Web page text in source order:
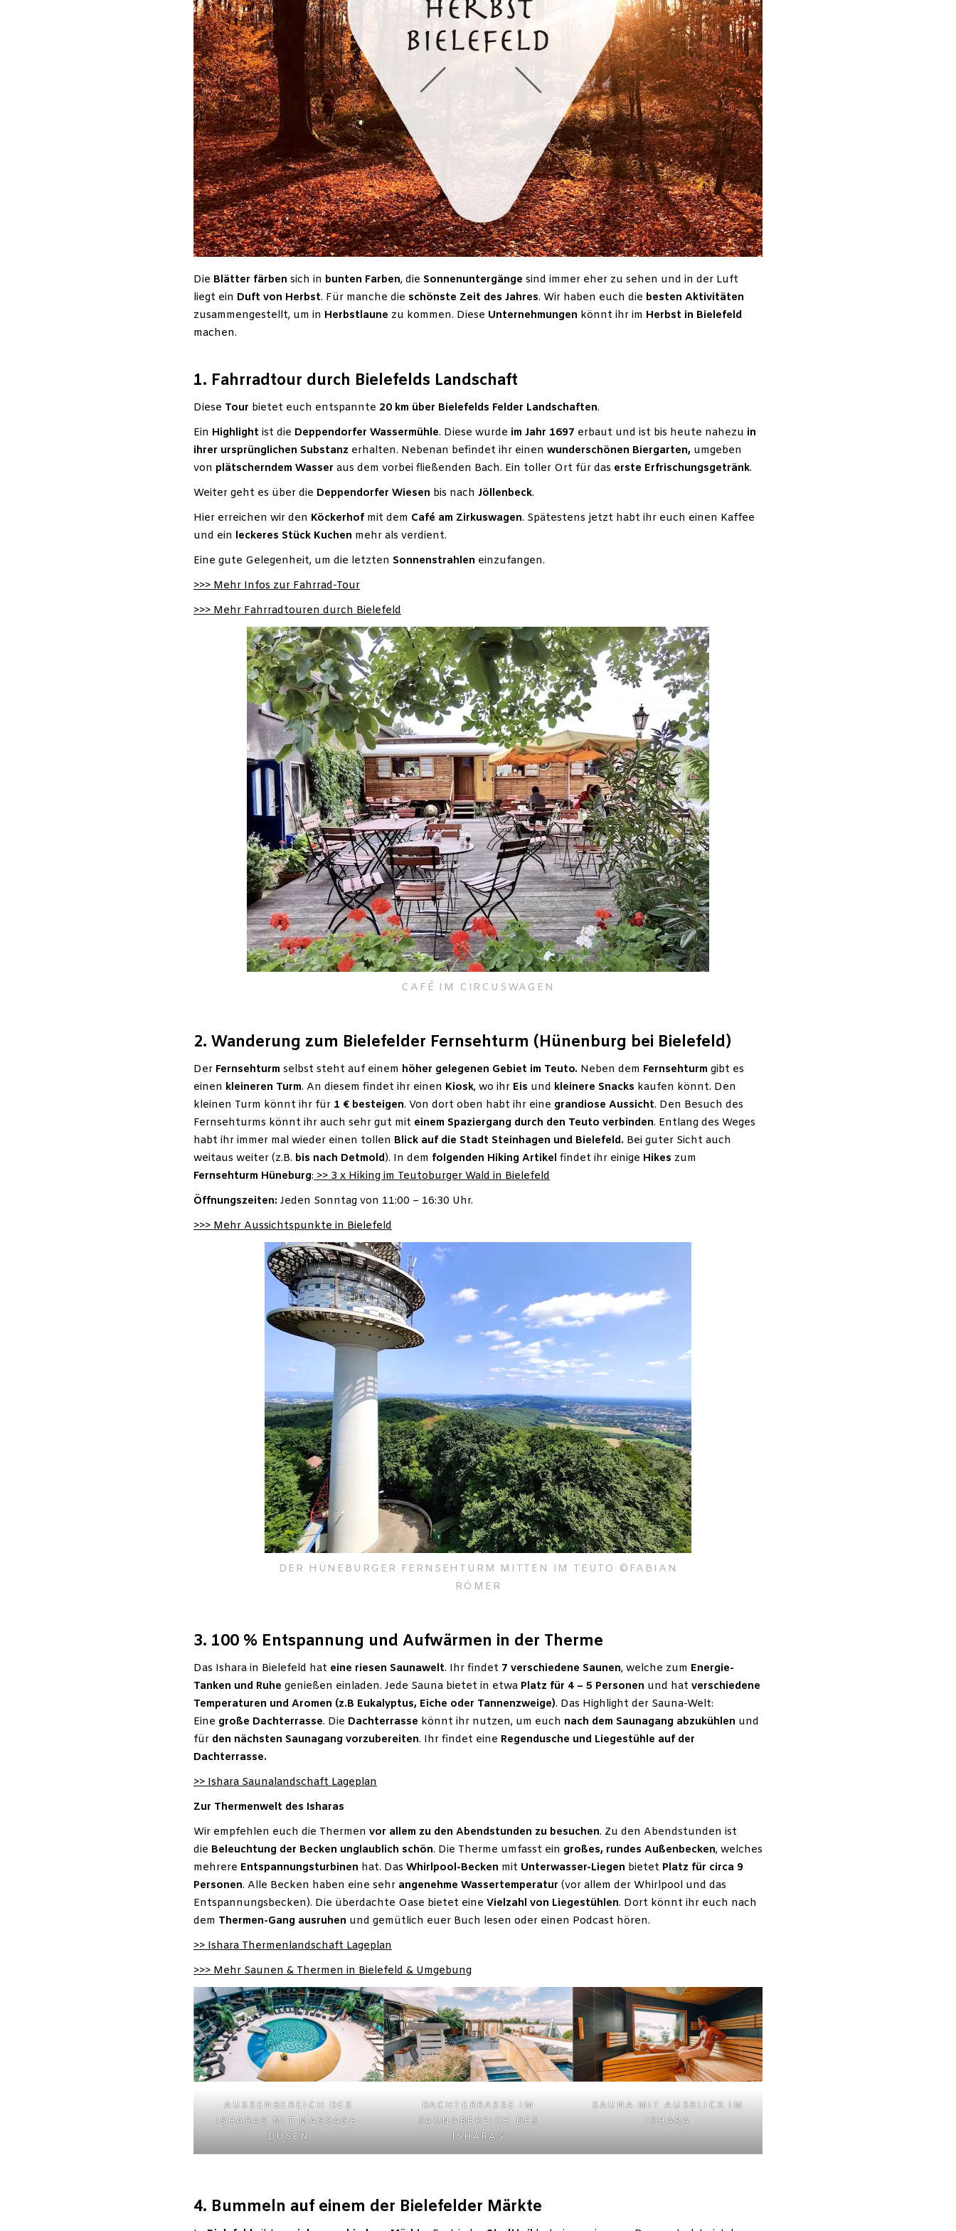
Die Blätter färben sich in bunten Farben, die Sonnenuntergänge sind immer eher zu sehen und in der Luft
liegt ein Duft von Herbst. Für manche die schönste Zeit des Jahres. Wir haben euch die besten Aktivitäten
zusammengestellt, um in Herbstlaune zu kommen. Diese Unternehmungen könnt ihr im Herbst in Bielefeld
machen.
1. Fahrradtour durch Bielefelds Landschaft
Diese Tour bietet euch entspannte 20 km über Bielefelds Felder Landschaften.
Ein Highlight ist die Deppendorfer Wassermühle. Diese wurde im Jahr 1697 erbaut und ist bis heute nahezu in
ihrer ursprünglichen Substanz erhalten. Nebenan befindet ihr einen wunderschönen Biergarten, umgeben
von plätscherndem Wasser aus dem vorbei fließenden Bach. Ein toller Ort für das erste Erfrischungsgetränk.
Weiter geht es über die Deppendorfer Wiesen bis nach Jöllenbeck.
Hier erreichen wir den Köckerhof mit dem Café am Zirkuswagen. Spätestens jetzt habt ihr euch einen Kaffee
und ein leckeres Stück Kuchen mehr als verdient.
Eine gute Gelegenheit, um die letzten Sonnenstrahlen einzufangen.
>>> Mehr Infos zur Fahrrad-Tour
>>> Mehr Fahrradtouren durch Bielefeld
CAFÉ IM CIRCUSWAGEN
2. Wanderung zum Bielefelder Fernsehturm (Hünenburg bei Bielefeld)
Der Fernsehturm selbst steht auf einem höher gelegenen Gebiet im Teuto. Neben dem Fernsehturm gibt es
einen kleineren Turm. An diesem findet ihr einen Kiosk, wo ihr Eis und kleinere Snacks kaufen könnt. Den
kleinen Turm könnt ihr für 1 € besteigen. Von dort oben habt ihr eine grandiose Aussicht. Den Besuch des
Fernsehturms könnt ihr auch sehr gut mit einem Spaziergang durch den Teuto verbinden. Entlang des Weges
habt ihr immer mal wieder einen tollen Blick auf die Stadt Steinhagen und Bielefeld. Bei guter Sicht auch
weitaus weiter (z.B. bis nach Detmold). In dem folgenden Hiking Artikel findet ihr einige Hikes zum
Fernsehturm Hüneburg: >> 3 x Hiking im Teutoburger Wald in Bielefeld
Öffnungszeiten: Jeden Sonntag von 11:00 – 16:30 Uhr.
>>> Mehr Aussichtspunkte in Bielefeld
DER HÜNEBURGER FERNSEHTURM MITTEN IM TEUTO ©FABIAN
RÖMER
3. 100 % Entspannung und Aufwärmen in der Therme
Das Ishara in Bielefeld hat eine riesen Saunawelt. Ihr findet 7 verschiedene Saunen, welche zum Energie-
Tanken und Ruhe genießen einladen. Jede Sauna bietet in etwa Platz für 4 – 5 Personen und hat verschiedene
Temperaturen und Aromen (z.B Eukalyptus, Eiche oder Tannenzweige). Das Highlight der Sauna-Welt:
Eine große Dachterrasse. Die Dachterrasse könnt ihr nutzen, um euch nach dem Saunagang abzukühlen und
für den nächsten Saunagang vorzubereiten. Ihr findet eine Regendusche und Liegestühle auf der
Dachterrasse.
>> Ishara Saunalandschaft Lageplan
Zur Thermenwelt des Isharas
Wir empfehlen euch die Thermen vor allem zu den Abendstunden zu besuchen. Zu den Abendstunden ist
die Beleuchtung der Becken unglaublich schön. Die Therme umfasst ein großes, rundes Außenbecken, welches
mehrere Entspannungsturbinen hat. Das Whirlpool-Becken mit Unterwasser-Liegen bietet Platz für circa 9
Personen. Alle Becken haben eine sehr angenehme Wassertemperatur (vor allem der Whirlpool und das
Entspannungsbecken). Die überdachte Oase bietet eine Vielzahl von Liegestühlen. Dort könnt ihr euch nach
dem Thermen-Gang ausruhen und gemütlich euer Buch lesen oder einen Podcast hören.
>> Ishara Thermenlandschaft Lageplan
>>> Mehr Saunen & Thermen in Bielefeld & Umgebung
AUSSENBEREICH DES I
SHARAS MIT MASSAGE-D
ÜSEN
DACHTERRASSE IM
SAUNABEREICH DES
ISHARAS
SAUNA MIT AUSBLICK IM
ISHARA
4. Bummeln auf einem der Bielefelder Märkte